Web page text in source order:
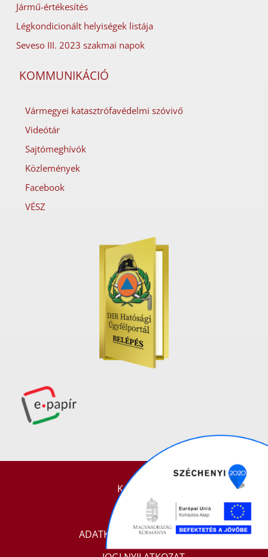
Jármű-értékesítés
Légkondicionált helyiségek listája
Seveso III. 2023 szakmai napok
KOMMUNIKÁCIÓ
Vármegyei katasztrófavédelmi szóvivő
Videótár
Sajtómeghívók
Közlemények
Facebook
VÉSZ
KAPCSOLAT
IMPRESSZUM
ADATKEZELÉSI TÁJÉKOZTATÓ